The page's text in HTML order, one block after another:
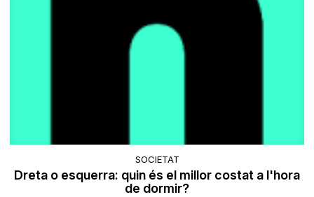
SOCIETAT
Dreta o esquerra: quin és el millor costat a l'hora
de dormir?